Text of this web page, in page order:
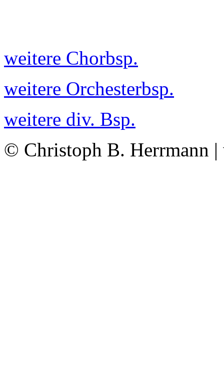
weitere Chorbsp.
weitere Orchesterbsp.
weitere div. Bsp.
© Christoph B. Herrmann